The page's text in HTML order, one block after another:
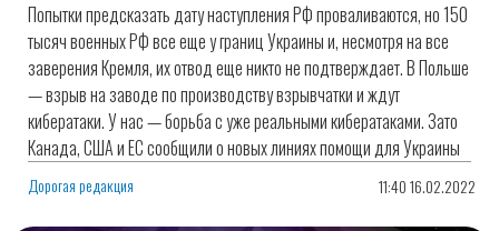
Попытки предсказать дату наступления РФ проваливаются, но 150
тысяч военных РФ все еще у границ Украины и, несмотря на все
заверения Кремля, их отвод еще никто не подтверждает. В Польше
— взрыв на заводе по производству взрывчатки и ждут
кибератаки. У нас — борьба с уже реальными кибератаками. Зато
Канада, США и ЕС сообщили о новых линиях помощи для Украины
Дорогая редакция 11:40 16.02.2022